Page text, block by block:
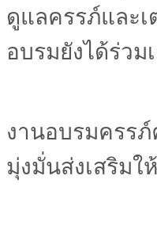
ดูแลครรภ์และ
อบรมยังได้ร่ว
งานอบรมครรภ์
มุ่งมั่นส่งเสริม